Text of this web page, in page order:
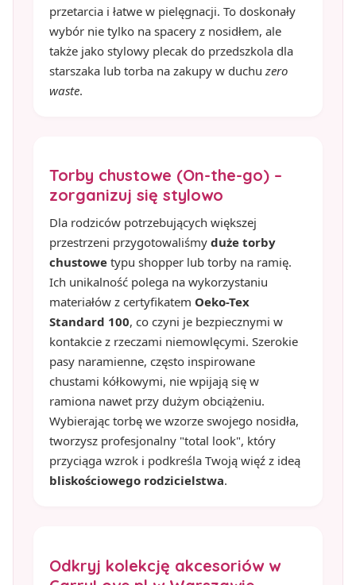
przetarcia i łatwe w pielęgnacji. To doskonały
wybór nie tylko na spacery z nosidłem, ale
także jako stylowy plecak do przedszkola dla
starszaka lub torba na zakupy w duchu zero
waste.
Torby chustowe (On-the-go) –
zorganizuj się stylowo
Dla rodziców potrzebujących większej
przestrzeni przygotowaliśmy duże torby
chustowe typu shopper lub torby na ramię.
Ich unikalność polega na wykorzystaniu
materiałów z certyfikatem Oeko-Tex
Standard 100, co czyni je bezpiecznymi w
kontakcie z rzeczami niemowlęcymi. Szerokie
pasy naramienne, często inspirowane
chustami kółkowymi, nie wpijają się w
ramiona nawet przy dużym obciążeniu.
Wybierając torbę we wzorze swojego nosidła,
tworzysz profesjonalny "total look", który
przyciąga wzrok i podkreśla Twoją więź z ideą
bliskościowego rodzicielstwa.
Odkryj kolekcję akcesoriów w